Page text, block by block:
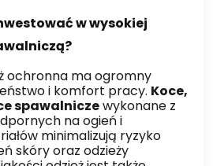
w wysokiej
ochronna ma ogromny
i komfort pracy. Koce,
spawalniczewykonane z
na ogień i
minimalizują ryzyko
skóry oraz odzieży